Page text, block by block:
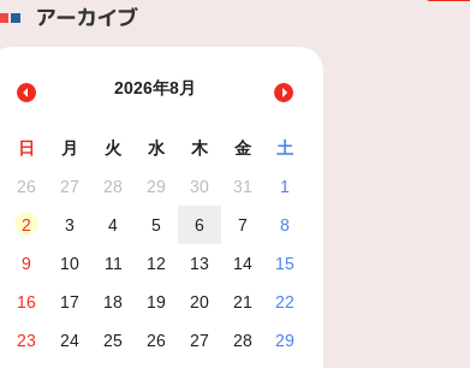
アーカイブ
2026年8月
日 月 火 水 木 金
土
26
27 28 29 30 31
1
2
3 4 5 6 7
8
9
10 11 12 13 14
15
16
17 18 19 20 21
22
23
24 25 26 27 28
29